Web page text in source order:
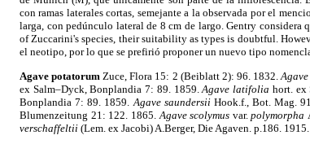
con ramas laterales cortas, semejante a la observada por el
larga, con pedúnculo lateral de 8 cm de largo. Gentry considera
of Zuccarini's species, their suitability as types is doubtful.
el neotipo, por lo que se prefirió proponer un nuevo tipo
Agave potatorum Zuce, Flora 15: 2 (Beiblatt 2): 96. 1832.
ex Salm–Dyck, Bonplandia 7: 89. 1859.Agave latifolia hort. ex
Bonplandia 7: 89. 1859. Agave saundersii Hook.f., Bot. Mag.
Blumenzeitung 21: 122. 1865. Agave scolymus var.polymorpha
verschaffeltii (Lem. ex Jacobi) A.Berger, Die Agaven. p.186. 1915.